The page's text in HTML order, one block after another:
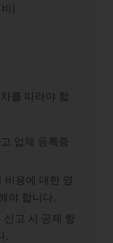
)
를 따라야 합
업체 등록증
비용에 대한 영
야 합니다.
신고 시 공제 항